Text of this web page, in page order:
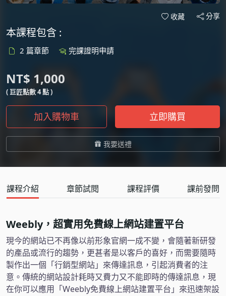
收藏 分享
本課程包含 :
2 篇章節 完課證明申請
NT$ 1,000
( 巨匠點數 4 點 )
加入購物車 立即購買
我要送禮
課程介紹 章節試閱 課程評價 課前發問
Weebly，超實用免費線上網站建置平台
現今的網站已不再像以前形象官網一成不變，會隨著新研發
的產品或流行的趨勢，更甚者是以客戶的喜好，而需要隨時
製作出一個「行銷型網站」來傳達訊息，引起消費者的注
意。傳統的網站設計耗時又費力又不能即時的傳達訊息，現
在你可以應用「Weebly免費線上網站建置平台」來迅速架設